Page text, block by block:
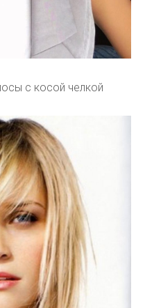
с косой челкой